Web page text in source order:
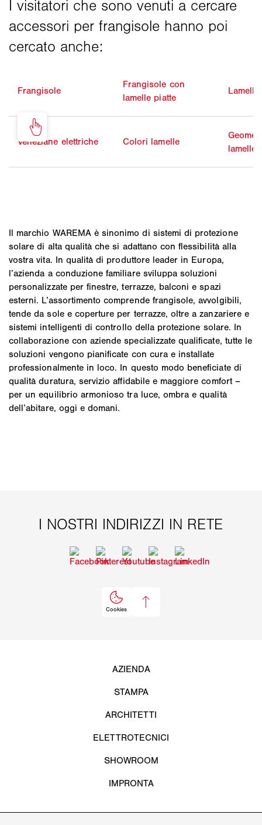
Frangisole
Frangisole con
lamelle piatte
Lamella
Veneziane elettriche Colori lamelle
lamelle
Il marchio WAREMA è sinonimo di sistemi di protezione
solare di alta qualità che si adattano con flessibilità alla
vostra vita. In qualità di produttore leader in Europa,
l’azienda a conduzione familiare sviluppa soluzioni
personalizzate per finestre, terrazze, balconi e spazi
esterni. L’assortimento comprende frangisole, avvolgibili,
tende da sole e coperture per terrazze, oltre a zanzariere e
sistemi intelligenti di controllo della protezione solare. In
collaborazione con aziende specializzate qualificate, tutte le
soluzioni vengono pianificate con cura e installate
professionalmente in loco. In questo modo beneficiate di
qualità duratura, servizio affidabile e maggiore comfort –
per un equilibrio armonioso tra luce, ombra e qualità
dell’abitare, oggi e domani.